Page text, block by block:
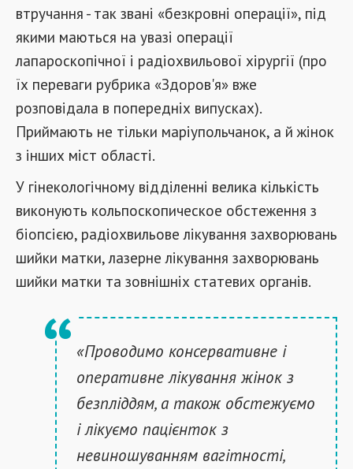
втручання - так звані «безкровні операції», під
якими маються на увазі операції
лапароскопічної і радіохвильової хірургії (про
їх переваги рубрика «Здоров'я» вже
розповідала в попередніх випусках).
Приймають не тільки маріупольчанок, а й жінок
з інших міст області.
У гінекологічному відділенні велика кількість
виконують кольпоскопическое обстеження з
біопсією, радіохвильове лікування захворювань
шийки матки, лазерне лікування захворювань
шийки матки та зовнішніх статевих органів.
«Проводимо консервативне і
оперативне лікування жінок з
безпліддям, а також обстежуємо
і лікуємо пацієнток з
невиношуванням вагітності,